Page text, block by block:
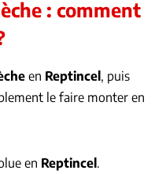
: comment
en Reptincel, puis
le faire monter en
en Reptincel.